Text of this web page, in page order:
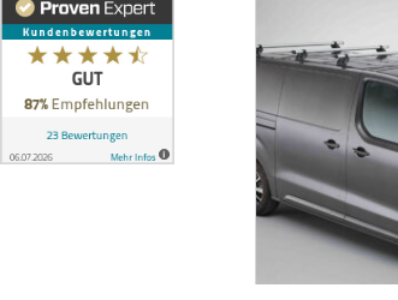
7.
formschlüssige
können, auch
dem Boden und